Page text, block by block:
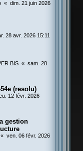
« dim. 21 juin 2026
28 avr. 2026 15:11
BIS « sam. 28
(resolu)
12 févr. 2026
gestion
« ven. 06 févr. 2026